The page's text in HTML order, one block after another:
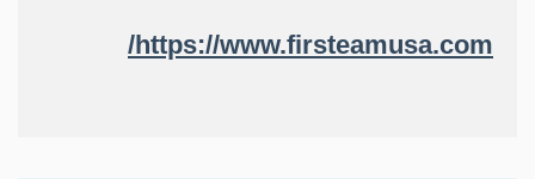
https://www.firsteamusa.com/